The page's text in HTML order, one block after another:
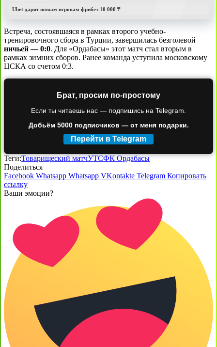
Ubet дарит новым игрокам фрибет 10 000 ₸
Встреча, состоявшаяся в рамках второго учебно-
тренировочного сбора в Турции, завершилась безголевой
ничьей — 0:0. Для «Ордабасы» этот матч стал вторым в
рамках зимних сборов. Ранее команда уступила московскому
ЦСКА со счетом 0:3.
Брат, просим по-простому
Если ты читаешь нас — подпишись на Telegram.
Добьём 5000 подписчиков — от меня подарки.
Перейти в Telegram
Теги:Товарищеский матчУТСФК Ордабасы
Поделиться
Facebook Whatsapp Whatsapp VKontakte Telegram Копировать
ссылку
Ваши эмоции?